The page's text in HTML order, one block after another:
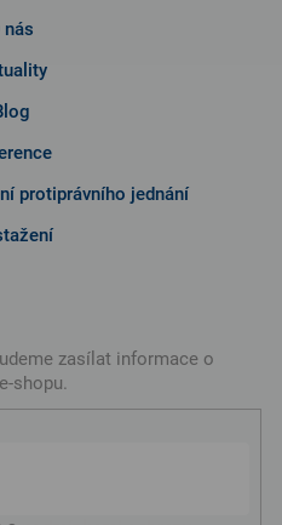
nás
protiprávního jednání
zasílat informace o
shopu.